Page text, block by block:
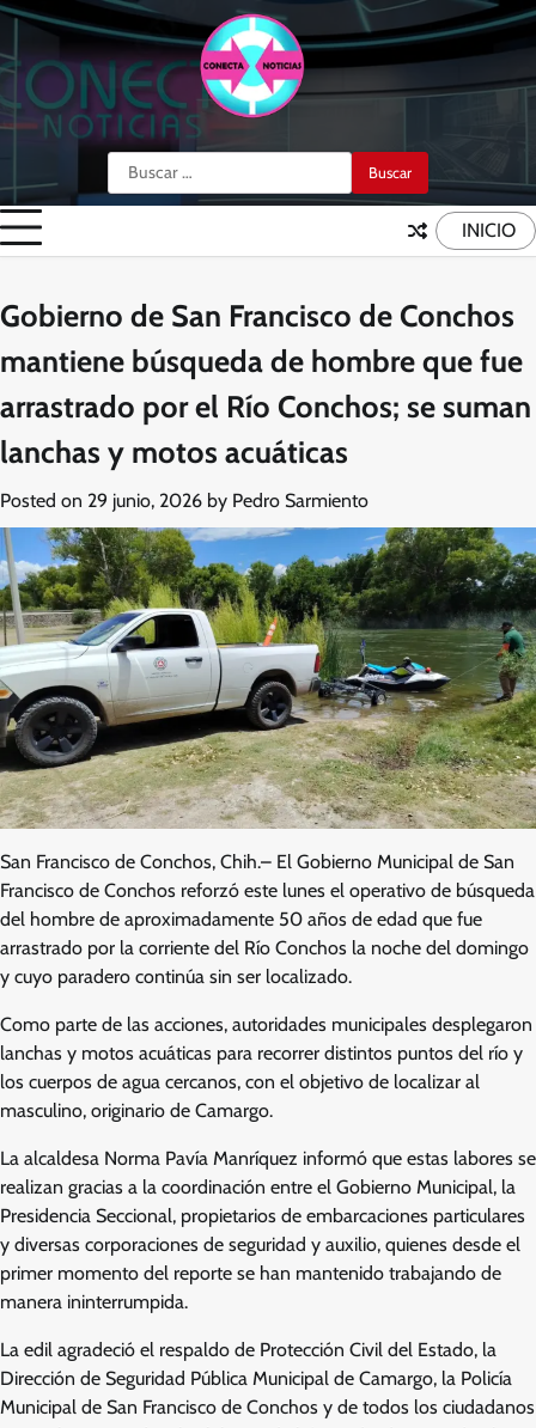
Skip
content
Buscar:
INICIO
Gobierno de San Francisco de Conchos
mantiene búsqueda de hombre que fue
arrastrado por el Río Conchos; se suman
lanchas y motos acuáticas
Posted on 29 junio, 2026 by Pedro Sarmiento
San Francisco de Conchos, Chih.– El Gobierno Municipal de San
Francisco de Conchos reforzó este lunes el operativo de búsqueda
del hombre de aproximadamente 50 años de edad que fue
arrastrado por la corriente del Río Conchos la noche del domingo
y cuyo paradero continúa sin ser localizado.
Como parte de las acciones, autoridades municipales desplegaron
lanchas y motos acuáticas para recorrer distintos puntos del río y
los cuerpos de agua cercanos, con el objetivo de localizar al
masculino, originario de Camargo.
La alcaldesa Norma Pavía Manríquez informó que estas labores se
realizan gracias a la coordinación entre el Gobierno Municipal, la
Presidencia Seccional, propietarios de embarcaciones particulares
y diversas corporaciones de seguridad y auxilio, quienes desde el
primer momento del reporte se han mantenido trabajando de
manera ininterrumpida.
La edil agradeció el respaldo de Protección Civil del Estado, la
Dirección de Seguridad Pública Municipal de Camargo, la Policía
Municipal de San Francisco de Conchos y de todos los ciudadanos